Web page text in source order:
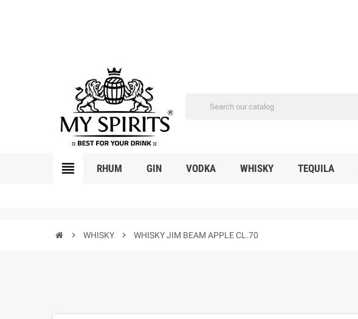
view_headline RHUM GIN VODKA WHISKY TEQUILA
chevron_right WHISKY chevron_right WHISKY JIM BEAM APPLE CL.70